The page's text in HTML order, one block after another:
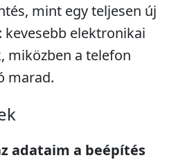
mint egy teljesen új
kevesebb elektronikai
miközben a telefon
marad.
adataim a beépítés